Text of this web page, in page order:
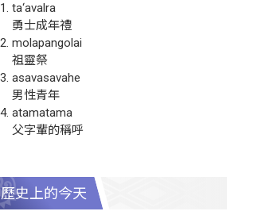
ta‘avalra
勇士成年禮
molapangolai
祖靈祭
asavasavahe
男性青年
atamatama
父字輩的稱呼
歷史上的今天